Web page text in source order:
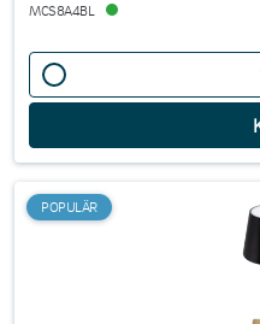
MCS8A4BL
POPULÄR